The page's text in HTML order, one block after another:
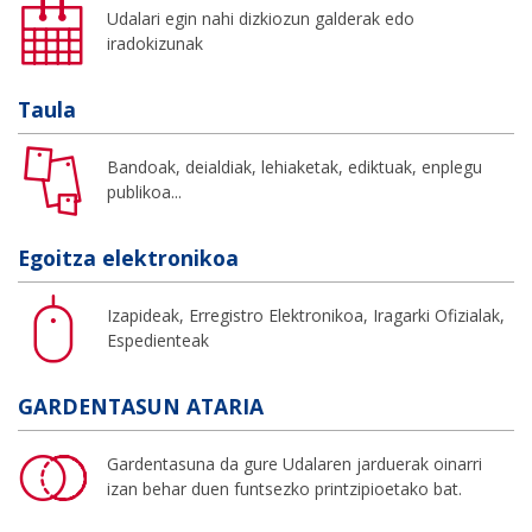
Udalari egin nahi dizkiozun galderak edo
iradokizunak
Taula
Bandoak, deialdiak, lehiaketak, ediktuak, enplegu
publikoa...
Egoitza elektronikoa
Izapideak, Erregistro Elektronikoa, Iragarki Ofizialak,
Espedienteak
GARDENTASUN ATARIA
Gardentasuna da gure Udalaren jarduerak oinarri
izan behar duen funtsezko printzipioetako bat.